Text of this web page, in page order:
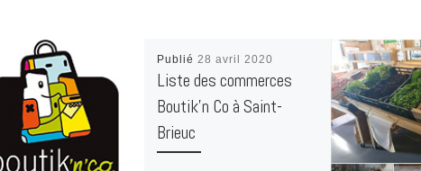
Publié28 avril 2020
Liste des commerces
Boutik’n Co à Saint-
Brieuc